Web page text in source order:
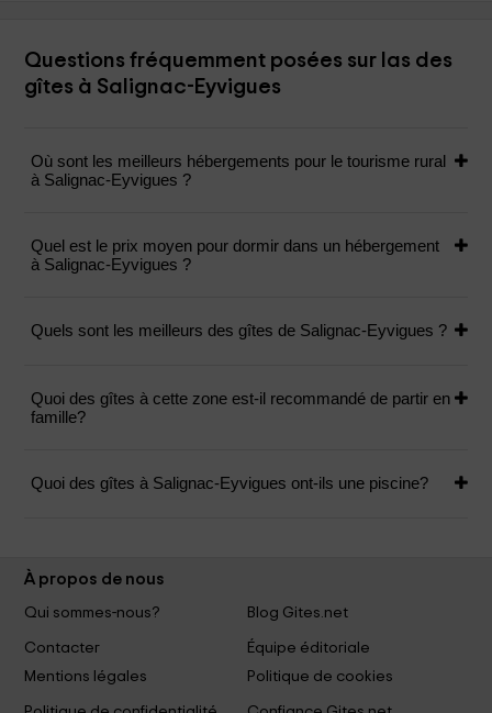
Questions fréquemment posées sur las des
gîtes à Salignac-Eyvigues
Où sont les meilleurs hébergements pour le tourisme rural
à Salignac-Eyvigues ?
Quel est le prix moyen pour dormir dans un hébergement
à Salignac-Eyvigues ?
Quels sont les meilleurs des gîtes de Salignac-Eyvigues ?
Quoi des gîtes à cette zone est-il recommandé de partir en
famille?
Quoi des gîtes à Salignac-Eyvigues ont-ils une piscine?
À propos de nous
Qui sommes-nous?
Blog Gites.net
Contacter
Équipe éditoriale
Mentions légales
Politique de cookies